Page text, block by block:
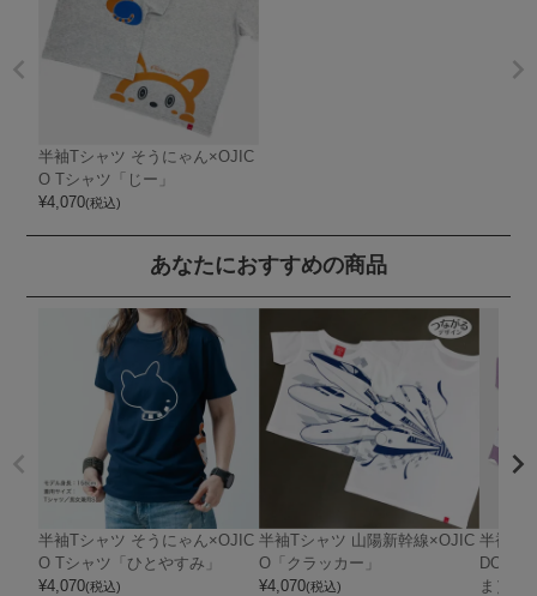
半袖Tシャツ そうにゃん×OJIC
O Tシャツ「じー」
¥4,070(税込)
あなたにおすすめの商品
半袖Tシャツ そうにゃん×OJIC
O Tシャツ「ひとやすみ」
¥4,070(税込)
半袖Tシャツ 山陽新幹線×OJIC
O「クラッカー」
¥4,070(税込)
半袖T
DOTS
ま）